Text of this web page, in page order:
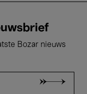
Bozar nieuws